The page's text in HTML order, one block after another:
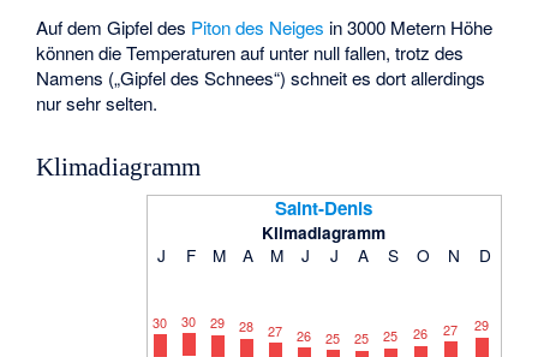
Auf dem Gipfel des Piton des Neiges in 3000 Metern Höhe
können die Temperaturen auf unter null fallen, trotz des
Namens („Gipfel des Schnees“) schneit es dort allerdings
nur sehr selten.
Klimadiagramm
Saint-Denis
Klimadiagramm
J F M A M J J A S O N D
30 30 29 28 27 26 25 25 25 26 27 29